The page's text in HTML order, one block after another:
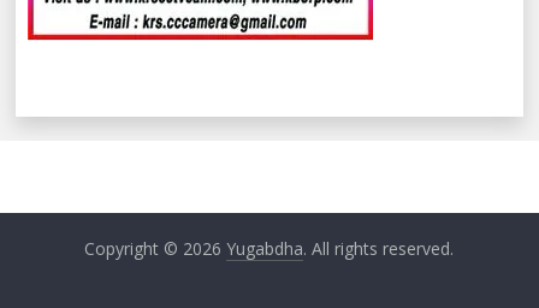
Copyright © 2026Yugabdha. All rights reserved.